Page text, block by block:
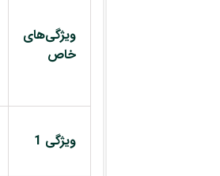
ویژگی‌های
خاص
ویژگی 1